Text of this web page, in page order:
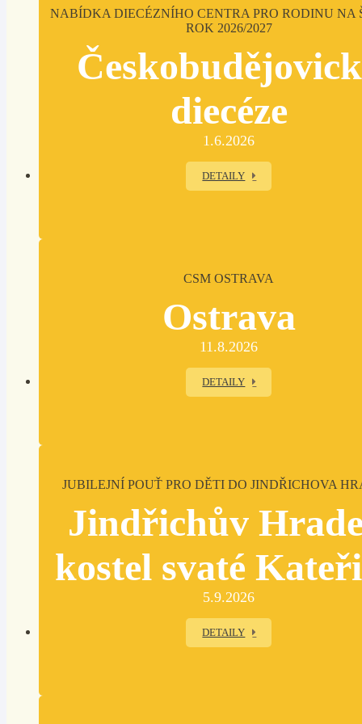
NABÍDKA DIECÉZNÍHO CENTRA PRO RODINU NA
ROK 2026/2027
diecéze
1.6.2026
DETAILY
CSM OSTRAVA
Ostrava
11.8.2026
DETAILY
JUBILEJNÍ POUŤ PRO DĚTI DO JINDŘICHOVA
Jindřichův
kostel svaté
5.9.2026
DETAILY